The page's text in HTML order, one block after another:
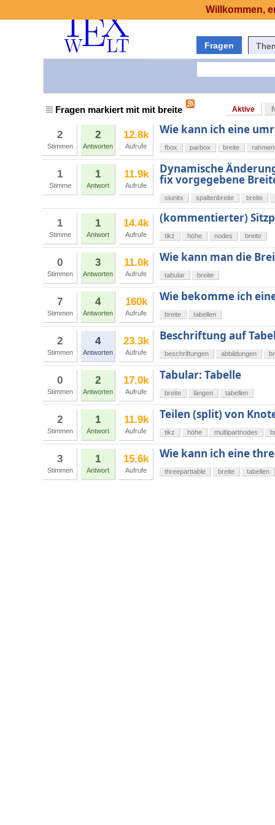
Fragen
Fragen markiert mit mit breite Aktive
2
Stimmen
2
Antworten
12.8k
Aufrufe
Wie kann ich eine
fbox parbox breite rahmen
1
Stimme
1
Antwort
11.9k
Aufrufe
Dynamische
fix vorgegebene
siunitx spaltenbreite breite
1
Stimme
1
Antwort
14.4k
Aufrufe
(kommentierter)
tikz höhe nodes breite
0
Stimmen
3
Antworten
11.0k
Aufrufe
Wie kann man die
tabular breite
7
Stimmen
4
Antworten
160k
Aufrufe
Wie bekomme ich
breite tabellen
2
Stimmen
4
Antworten
23.3k
Aufrufe
Beschriftung auf
beschriftungen abbildungen
0
Stimmen
2
Antworten
17.0k
Aufrufe
Tabular: Tabelle
breite längen tabellen
2
Stimmen
1
Antwort
11.9k
Aufrufe
Teilen (split) von
tikz höhe multipartnodes
3
Stimmen
1
Antwort
15.6k
Aufrufe
Wie kann ich eine
threeparttable breite tabellen
Willkommen,